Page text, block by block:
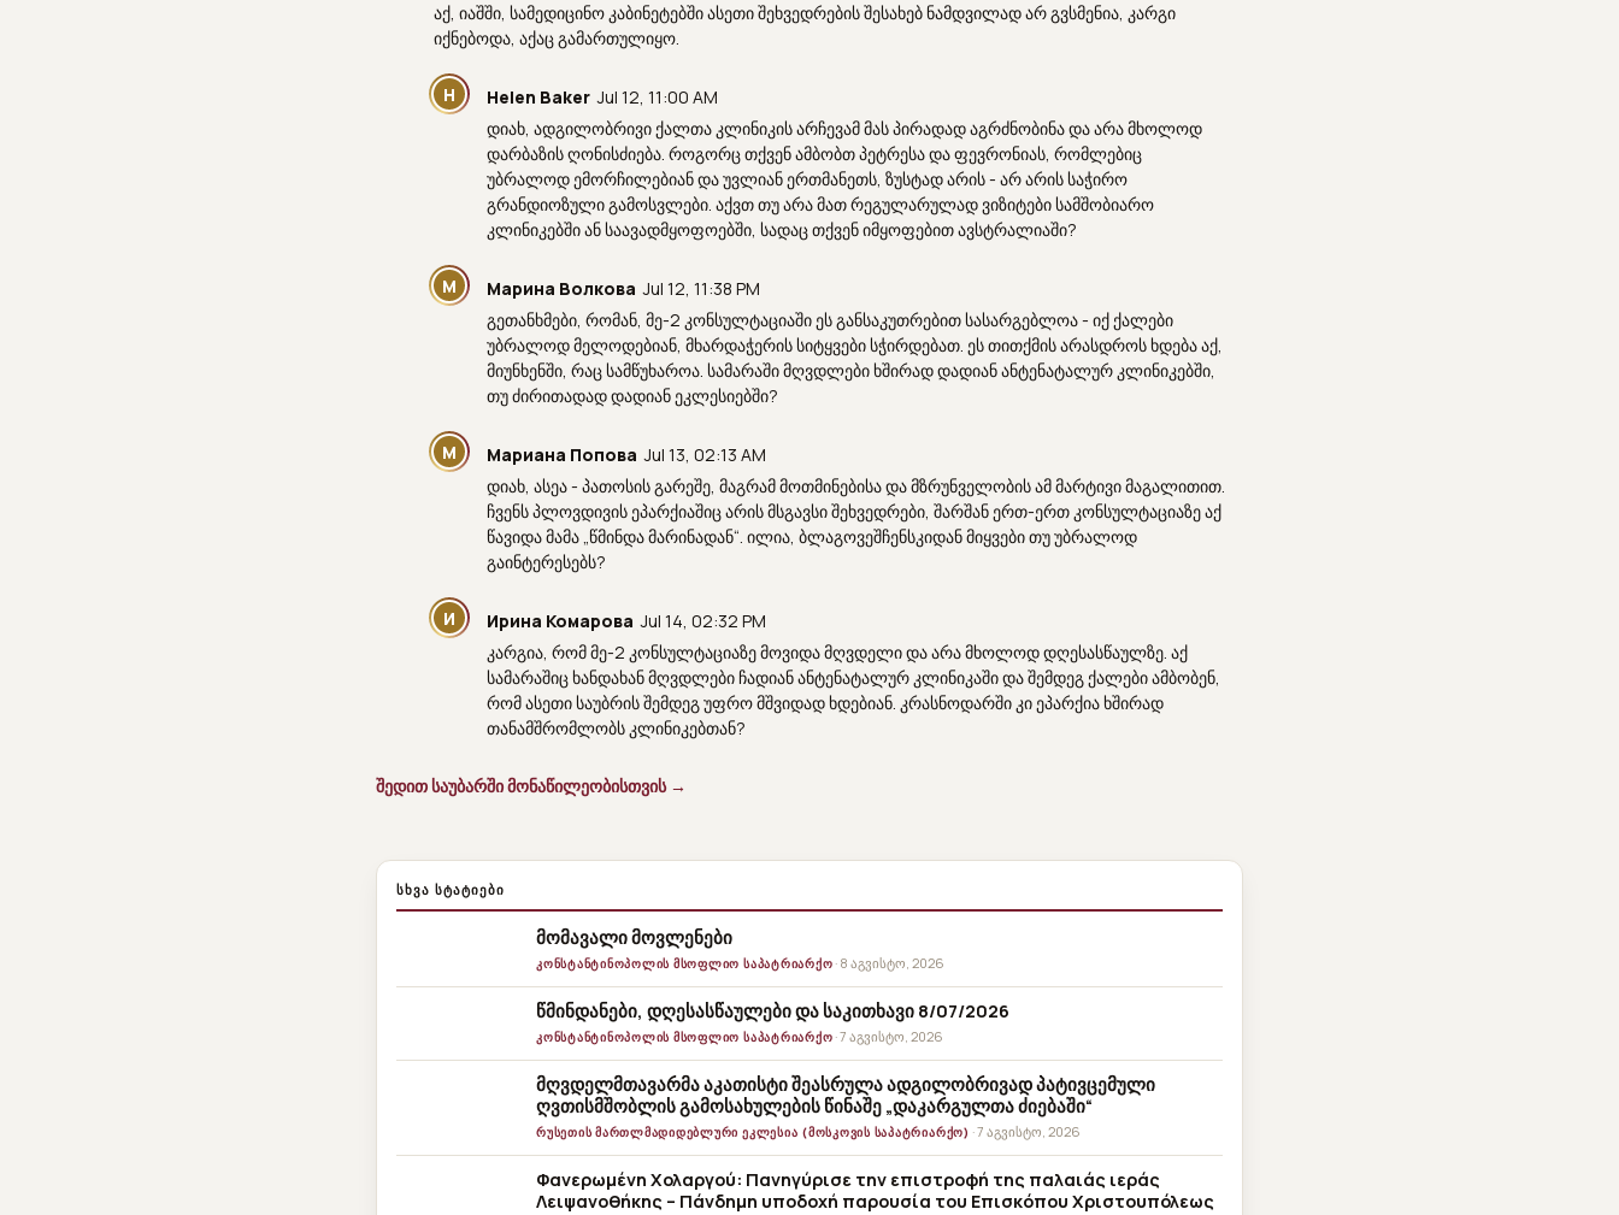
აქ, იაშში, სამედიცინო კაბინეტებში ასეთი შეხვედრების შესახებ ნამდვილად არ გვსმენია, კარგი
იქნებოდა, აქაც გამართულიყო.
H Helen Baker Jul 12, 11:00 AM
დიახ, ადგილობრივი ქალთა კლინიკის არჩევამ მას პირადად აგრძნობინა და არა მხოლოდ
დარბაზის ღონისძიება. როგორც თქვენ ამბობთ პეტრესა და ფევრონიას, რომლებიც
უბრალოდ ემორჩილებიან და უვლიან ერთმანეთს, ზუსტად არის - არ არის საჭირო
გრანდიოზული გამოსვლები. აქვთ თუ არა მათ რეგულარულად ვიზიტები სამშობიარო
კლინიკებში ან საავადმყოფოებში, სადაც თქვენ იმყოფებით ავსტრალიაში?
М Марина Волкова Jul 12, 11:38 PM
გეთანხმები, რომან, მე-2 კონსულტაციაში ეს განსაკუთრებით სასარგებლოა - იქ ქალები
უბრალოდ მელოდებიან, მხარდაჭერის სიტყვები სჭირდებათ. ეს თითქმის არასდროს ხდება აქ,
მიუნხენში, რაც სამწუხაროა. სამარაში მღვდლები ხშირად დადიან ანტენატალურ კლინიკებში,
თუ ძირითადად დადიან ეკლესიებში?
М Мариана Попова Jul 13, 02:13 AM
დიახ, ასეა - პათოსის გარეშე, მაგრამ მოთმინებისა და მზრუნველობის ამ მარტივი მაგალითით.
ჩვენს პლოვდივის ეპარქიაშიც არის მსგავსი შეხვედრები, შარშან ერთ-ერთ კონსულტაციაზე აქ
წავიდა მამა „წმინდა მარინადან“. ილია, ბლაგოვეშჩენსკიდან მიყვები თუ უბრალოდ
გაინტერესებს?
И Ирина Комарова Jul 14, 02:32 PM
კარგია, რომ მე-2 კონსულტაციაზე მოვიდა მღვდელი და არა მხოლოდ დღესასწაულზე. აქ
სამარაშიც ხანდახან მღვდლები ჩადიან ანტენატალურ კლინიკაში და შემდეგ ქალები ამბობენ,
რომ ასეთი საუბრის შემდეგ უფრო მშვიდად ხდებიან. კრასნოდარში კი ეპარქია ხშირად
თანამშრომლობს კლინიკებთან?
შედით საუბარში მონაწილეობისთვის →
ᲡᲮᲕᲐ ᲡᲢᲐᲢᲘᲔᲑᲘ
მომავალი მოვლენები
ᲙᲝᲜᲡᲢᲐᲜᲢᲘᲜᲝᲞᲝᲚᲘᲡ ᲛᲡᲝᲤᲚᲘᲝ ᲡᲐᲞᲐᲢᲠᲘᲐᲠᲥᲝ · 8 აგვისტო, 2026
წმინდანები, დღესასწაულები და საკითხავი 8/07/2026
ᲙᲝᲜᲡᲢᲐᲜᲢᲘᲜᲝᲞᲝᲚᲘᲡ ᲛᲡᲝᲤᲚᲘᲝ ᲡᲐᲞᲐᲢᲠᲘᲐᲠᲥᲝ · 7 აგვისტო, 2026
მღვდელმთავარმა აკათისტი შეასრულა ადგილობრივად პატივცემული
ღვთისმშობლის გამოსახულების წინაშე „დაკარგულთა ძიებაში“
ᲠᲣᲡᲔᲗᲘᲡ ᲛᲐᲠᲗᲚᲛᲐᲓᲘᲓᲔᲑᲚᲣᲠᲘ ᲔᲙᲚᲔᲡᲘᲐ (ᲛᲝᲡᲙᲝᲕᲘᲡ ᲡᲐᲞᲐᲢᲠᲘᲐᲠᲥᲝ) · 7 აგვისტო, 2026
Φανερωμένη Χολαργού: Πανηγύρισε την επιστροφή της παλαιάς ιεράς
Λειψανοθήκης – Πάνδημη υποδοχή παρουσία του Επισκόπου Χριστουπόλεως